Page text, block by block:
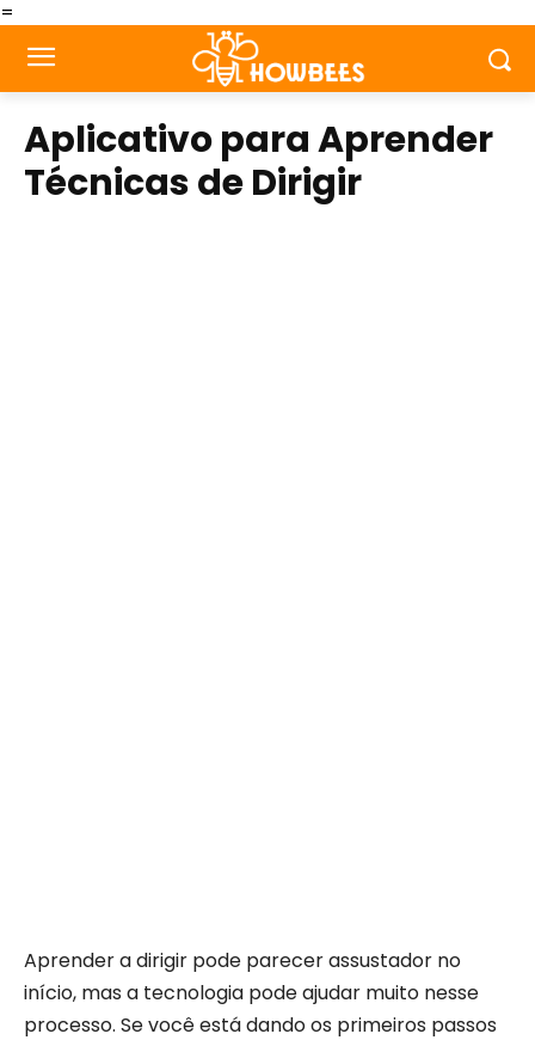
=
Aplicativo para Aprender
Técnicas de Dirigir
Aprender a dirigir pode parecer assustador no
início, mas a tecnologia pode ajudar muito nesse
processo. Se você está dando os primeiros passos